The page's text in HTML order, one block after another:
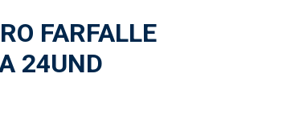
FARFALLE
24UND